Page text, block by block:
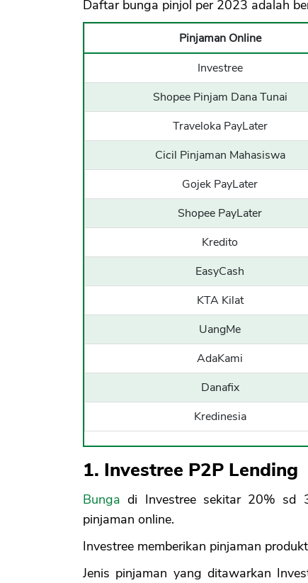
Daftar bunga pinjol per 2023 adalah
Pinjaman Online
Investree
Shopee Pinjam Dana Tunai
Traveloka PayLater
Cicil Pinjaman Mahasiswa
Gojek PayLater
Shopee PayLater
Kredito
EasyCash
KTA Kilat
UangMe
AdaKami
Danafix
Kredinesia
1. Investree P2P Lending
Bunga di Investree sekitar 20% sd
pinjaman online.
Investree memberikan pinjaman
Jenis pinjaman yang ditawarkan